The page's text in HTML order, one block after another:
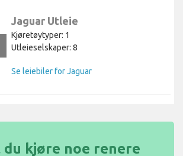
Jaguar Utleie
Kjøretøytyper: 1
Utleieselskaper: 8
Se leiebiler for Jaguar
du kjøre noe renere